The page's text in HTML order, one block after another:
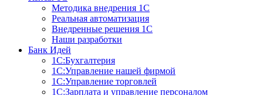
Методика внедрения 1С
Реальная автоматизация
Внедренные решения 1С
Наши разработки
Банк Идей
1С:Бухгалтерия
1С:Управление нашей фирмой
1С:Управление торговлей
1С:Зарплата и управление персоналом